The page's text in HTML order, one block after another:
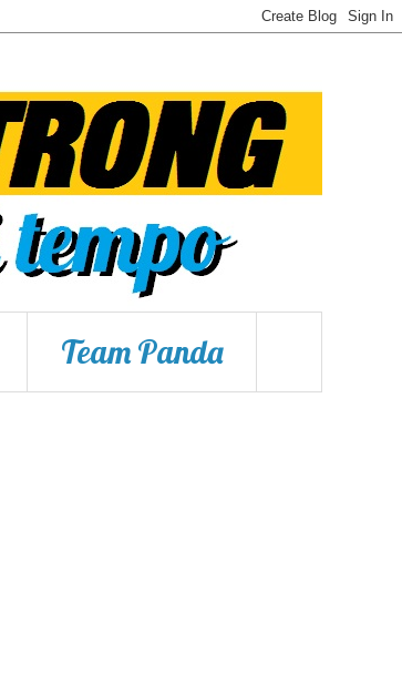
Team Panda